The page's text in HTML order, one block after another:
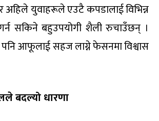
अहिले युवाहरूले एउटै कपडालाई विभिन्न
सकिने बहुउपयोगी शैली रुचाउँछन् ।
पनि आफूलाई सहज लाग्ने फेसनमा विश्वास
बदल्यो धारणा